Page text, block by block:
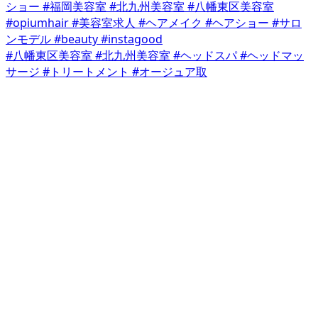
#八幡東区美容室 #北九州美容室 #ヘッドスパ #ヘッドマッ
サージ #トリートメント #オージュア取